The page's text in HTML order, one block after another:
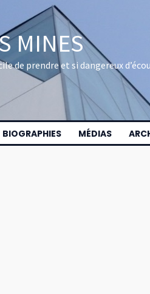
MINES
de prendre et si dangereux
BIOGRAPHIES MÉDIAS